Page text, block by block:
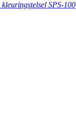
SPS-100